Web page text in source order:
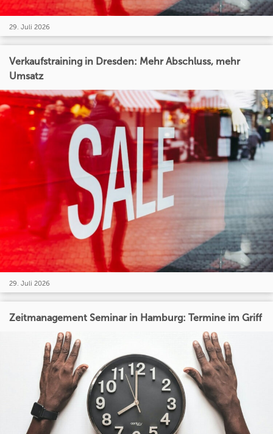
29. Juli 2026
Verkaufstraining in Dresden: Mehr Abschluss, mehr
Umsatz
29. Juli 2026
Zeitmanagement Seminar in Hamburg: Termine im Griff